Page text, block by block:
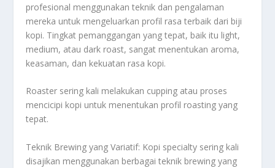
profesional menggunakan teknik dan pengalaman
mereka untuk mengeluarkan profil rasa terbaik dari biji
kopi. Tingkat pemanggangan yang tepat, baik itu light,
medium, atau dark roast, sangat menentukan aroma,
keasaman, dan kekuatan rasa kopi.
Roaster sering kali melakukan cupping atau proses
mencicipi kopi untuk menentukan profil roasting yang
tepat.
Teknik Brewing yang Variatif: Kopi specialty sering kali
disajikan menggunakan berbagai teknik brewing yang